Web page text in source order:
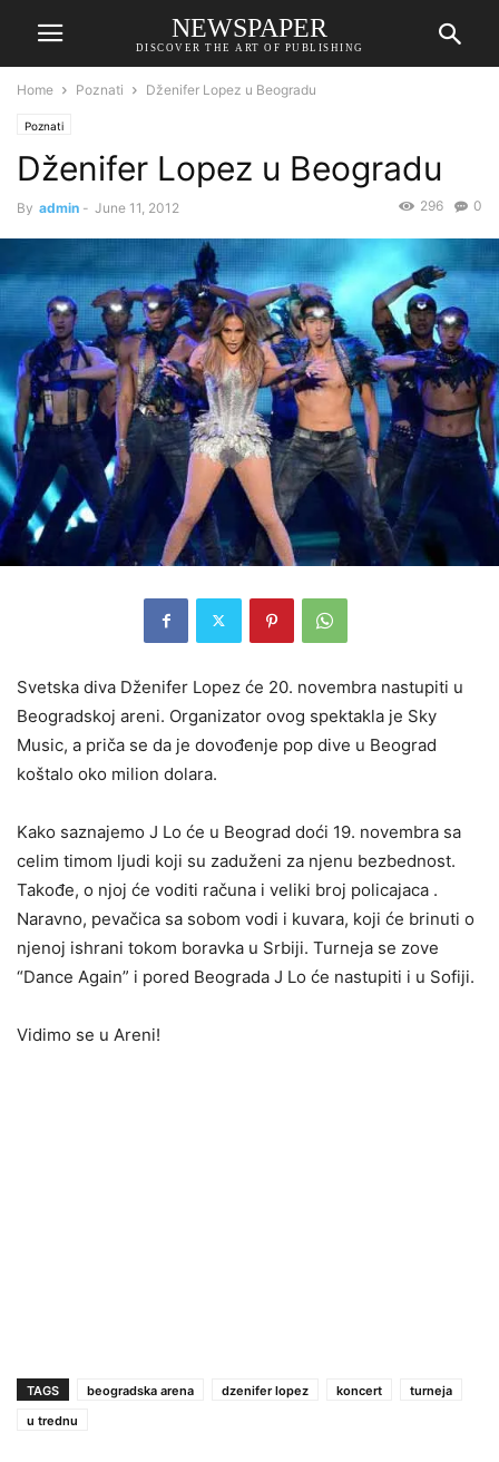
NEWSPAPER
DISCOVER THE ART OF PUBLISHING
Home Poznati Dženifer Lopez u Beogradu
Poznati
Dženifer Lopez u Beogradu
By admin - June 11, 2012 0
296
Svetska diva Dženifer Lopez će 20. novembra nastupiti u
Beogradskoj areni. Organizator ovog spektakla je Sky
Music, a priča se da je dovođenje pop dive u Beograd
koštalo oko milion dolara.
Kako saznajemo J Lo će u Beograd doći 19. novembra sa
celim timom ljudi koji su zaduženi za njenu bezbednost.
Takođe, o njoj će voditi računa i veliki broj policajaca .
Naravno, pevačica sa sobom vodi i kuvara, koji će brinuti o
njenoj ishrani tokom boravka u Srbiji. Turneja se zove
“Dance Again” i pored Beograda J Lo će nastupiti i u Sofiji.
Vidimo se u Areni!
TAGS beogradska arena dzenifer lopez koncert
turneja
u trednu